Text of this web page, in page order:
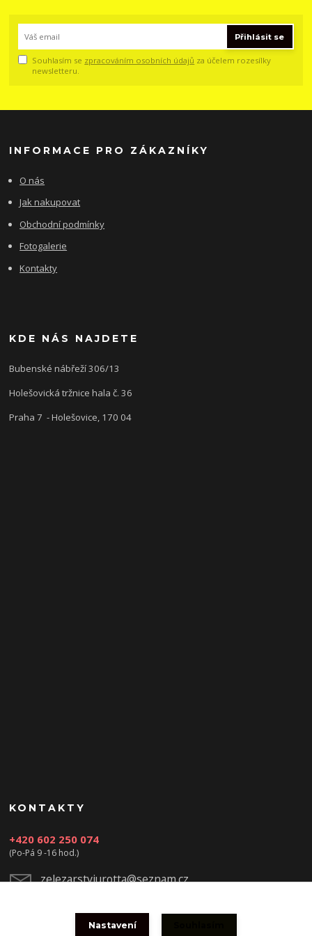
Přihlásit se
Souhlasím se zpracováním osobních údajů za účelem rozesílky
newsletteru.
INFORMACE PRO ZÁKAZNÍKY
O nás
Jak nakupovat
Obchodní podmínky
Fotogalerie
Kontakty
KDE NÁS NAJDETE
Bubenské nábřeží 306/13
Holešovická tržnice hala č. 36
Praha 7 - Holešovice, 170 04
KONTAKTY
+420 602 250 074
(Po-Pá 9 -16 hod.)
zelezarstviurotta@seznam.cz
Nastavení